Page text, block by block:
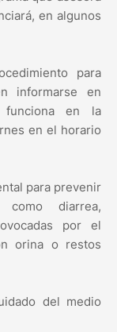
en algunos
para
informarse en
funciona en la
en el horario
para prevenir
como diarrea,
por el
orina o restos
del medio